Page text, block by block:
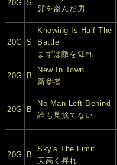
20G S
顔を盗んだ男
20G S
Knowing Is Half The
Battle
まずは敵を知れ
20G B
New In Town
新参者
20G B
No Man Left Behind
誰も見捨てない
20G B
Sky's The Limit
天高く昇れ